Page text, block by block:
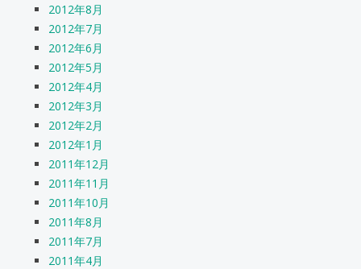
2012年8月
2012年7月
2012年6月
2012年5月
2012年4月
2012年3月
2012年2月
2012年1月
2011年12月
2011年11月
2011年10月
2011年8月
2011年7月
2011年4月